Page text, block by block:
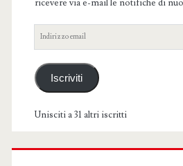
ricevere via e-mail le notifiche di
Indirizzo
email
Iscriviti
Unisciti a 31 altri iscritti